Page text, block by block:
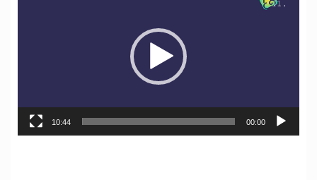
ویدیو
00:00
10:44